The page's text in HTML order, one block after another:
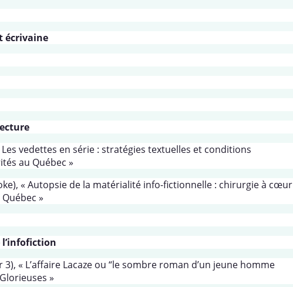
écrivaine
vedettes en série : stratégies textuelles et conditions
au Québec »
« Autopsie de la matérialité info-fictionnelle : chirurgie à cœur
»
l’infofiction
« L’affaire Lacaze ou “le sombre roman d’un jeune homme
»